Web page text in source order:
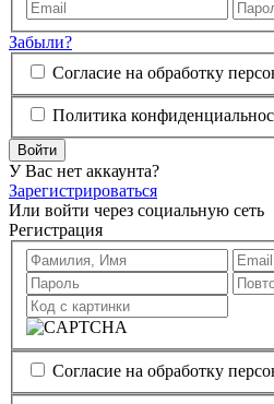
Забыли?
Согласие на обработку
Политика
Войти
У Вас нет аккаунта?
Зарегистрироваться
Или войти через социальную сеть
Регистрация
Согласие на обработку